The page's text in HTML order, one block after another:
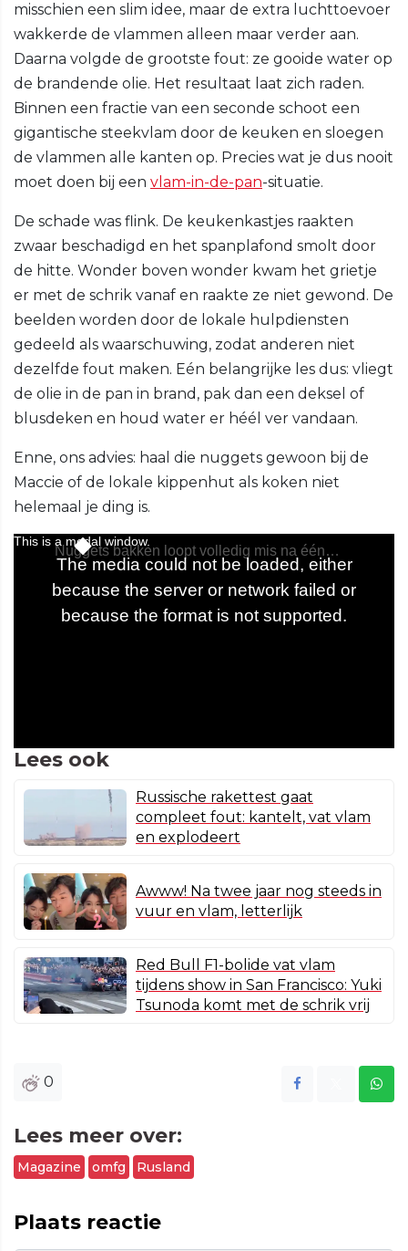
misschien een slim idee, maar de extra luchttoevoer
wakkerde de vlammen alleen maar verder aan.
Daarna volgde de grootste fout: ze gooide water op
de brandende olie. Het resultaat laat zich raden.
Binnen een fractie van een seconde schoot een
gigantische steekvlam door de keuken en sloegen
de vlammen alle kanten op. Precies wat je dus nooit
moet doen bij een vlam-in-de-pan-situatie.
De schade was flink. De keukenkastjes raakten
zwaar beschadigd en het spanplafond smolt door
de hitte. Wonder boven wonder kwam het grietje
er met de schrik vanaf en raakte ze niet gewond. De
beelden worden door de lokale hulpdiensten
gedeeld als waarschuwing, zodat anderen niet
dezelfde fout maken. Eén belangrijke les dus: vliegt
de olie in de pan in brand, pak dan een deksel of
blusdeken en houd water er héél ver vandaan.
Enne, ons advies: haal die nuggets gewoon bij de
Maccie of de lokale kippenhut als koken niet
helemaal je ding is.
Lees ook
Russische rakettest gaat
compleet fout: kantelt, vat vlam
en explodeert
Awww! Na twee jaar nog steeds in
vuur en vlam, letterlijk
Red Bull F1-bolide vat vlam
tijdens show in San Francisco: Yuki
Tsunoda komt met de schrik vrij
0
Lees meer over:
Magazine omfg Rusland
Plaats reactie